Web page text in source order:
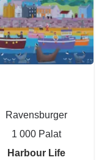
Ravensburger
1 000 Palat
Harbour Life